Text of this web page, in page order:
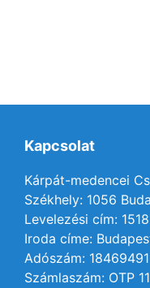
Kapcsolat
Kárpát-medencei
Székhely: 1056
Levelezési cím:
Iroda címe:
Adószám:
Számlaszám: OTP